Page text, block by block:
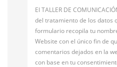
El TALLER DE
del tratamiento de los datos
formulario recopila tu
Website con el único fin de
comentarios dejados en la
con base en tu